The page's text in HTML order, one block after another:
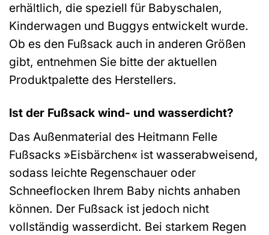
erhältlich, die speziell für Babyschalen,
Kinderwagen und Buggys entwickelt wurde.
Ob es den Fußsack auch in anderen Größen
gibt, entnehmen Sie bitte der aktuellen
Produktpalette des Herstellers.
Ist der Fußsack wind- und wasserdicht?
Das Außenmaterial des Heitmann Felle
Fußsacks »Eisbärchen« ist wasserabweisend,
sodass leichte Regenschauer oder
Schneeflocken Ihrem Baby nichts anhaben
können. Der Fußsack ist jedoch nicht
vollständig wasserdicht. Bei starkem Regen